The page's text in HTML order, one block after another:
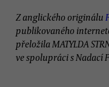
Z anglického originálu
publikovaného
přeložila MATYLDA
ve spolupráci s Nadací